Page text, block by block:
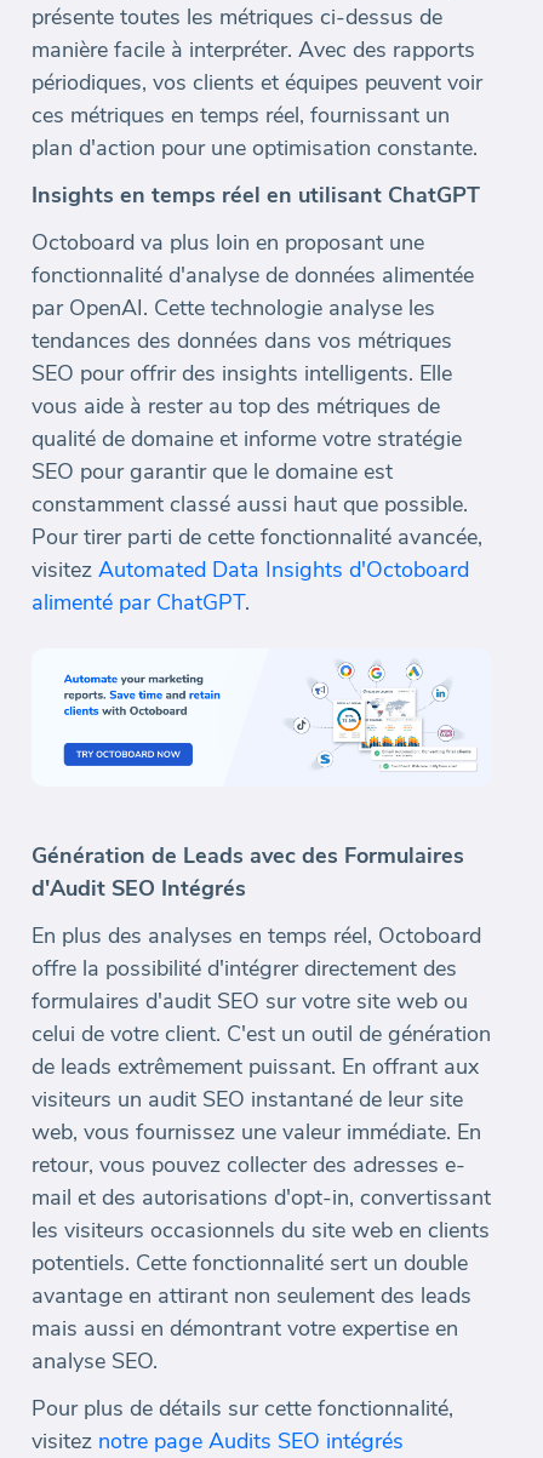
présente toutes les métriques ci-dessus de
manière facile à interpréter. Avec des rapports
périodiques, vos clients et équipes peuvent voir
ces métriques en temps réel, fournissant un
plan d'action pour une optimisation constante.
Insights en temps réel en utilisant ChatGPT
Octoboard va plus loin en proposant une
fonctionnalité d'analyse de données alimentée
par OpenAI. Cette technologie analyse les
tendances des données dans vos métriques
SEO pour offrir des insights intelligents. Elle
vous aide à rester au top des métriques de
qualité de domaine et informe votre stratégie
SEO pour garantir que le domaine est
constamment classé aussi haut que possible.
Pour tirer parti de cette fonctionnalité avancée,
visitez Automated Data Insights d'Octoboard
alimenté par ChatGPT.
Génération de Leads avec des Formulaires
d'Audit SEO Intégrés
En plus des analyses en temps réel, Octoboard
offre la possibilité d'intégrer directement des
formulaires d'audit SEO sur votre site web ou
celui de votre client. C'est un outil de génération
de leads extrêmement puissant. En offrant aux
visiteurs un audit SEO instantané de leur site
web, vous fournissez une valeur immédiate. En
retour, vous pouvez collecter des adresses e-
mail et des autorisations d'opt-in, convertissant
les visiteurs occasionnels du site web en clients
potentiels. Cette fonctionnalité sert un double
avantage en attirant non seulement des leads
mais aussi en démontrant votre expertise en
analyse SEO.
Pour plus de détails sur cette fonctionnalité,
visitez notre page Audits SEO intégrés